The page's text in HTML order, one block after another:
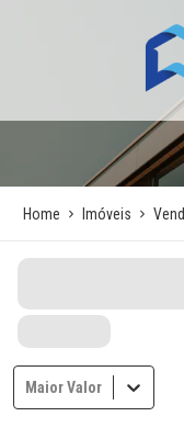
Home Imóveis
Maior Valor